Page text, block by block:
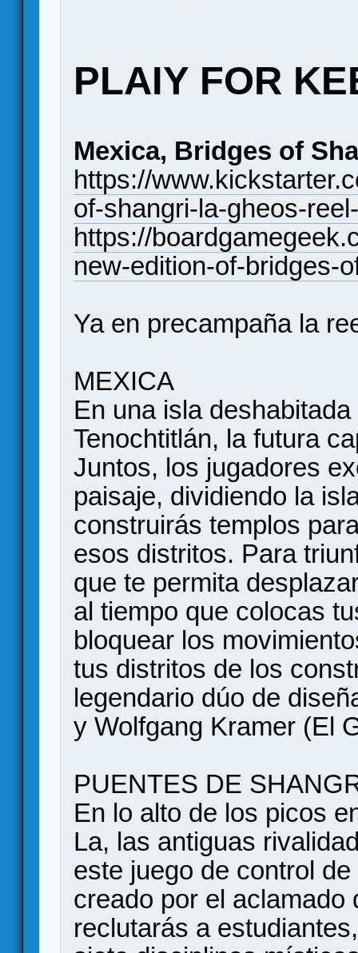
PLAIY FOR
Mexica, Bridges of
https://
of-shangri-la-gheos-
https://
new-edition-of-bridges-
Ya en precampaña la
MEXICA
En una isla
Tenochtitlán, la futura
Juntos, los jugadores
paisaje, dividiendo la
construirás templos
esos distritos. Para
que te permita
al tiempo que colocas
bloquear los
tus distritos de los
legendario dúo de
y Wolfgang Kramer (El
PUENTES DE
En lo alto de los picos
La, las antiguas
este juego de control
creado por el aclamado
reclutarás a